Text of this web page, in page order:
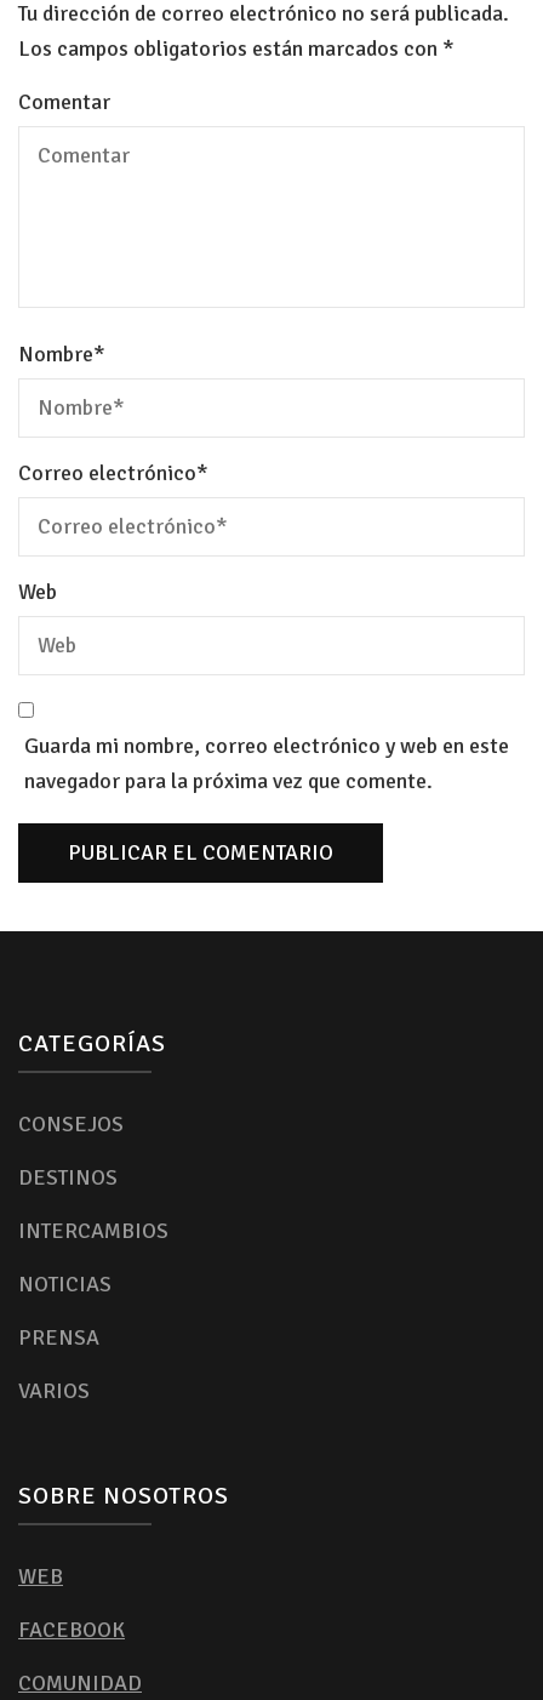
Tu dirección de correo electrónico no será publicada.
Los campos obligatorios están marcados con *
Comentar
Nombre*
Correo electrónico*
Web
Guarda mi nombre, correo electrónico y web en este
navegador para la próxima vez que comente.
CATEGORÍAS
CONSEJOS
DESTINOS
INTERCAMBIOS
NOTICIAS
PRENSA
VARIOS
SOBRE NOSOTROS
WEB
FACEBOOK
COMUNIDAD